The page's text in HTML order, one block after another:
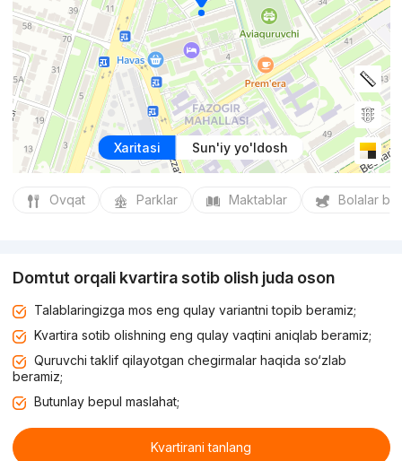
Xaritasi Sun'iy yo'ldosh
Ovqat Parklar Maktablar Bolalar
Domtut orqali kvartira sotib olish juda oson
Talablaringizga mos eng qulay variantni topib beramiz;
Kvartira sotib olishning eng qulay vaqtini aniqlab beramiz;
Quruvchi taklif qilayotgan chegirmalar haqida so‘zlab
beramiz;
Butunlay bepul maslahat;
Kvartirani tanlang